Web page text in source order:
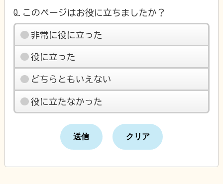
Q.このページはお役に立ちましたか？
非常に役に立った
役に立った
どちらともいえない
役に立たなかった